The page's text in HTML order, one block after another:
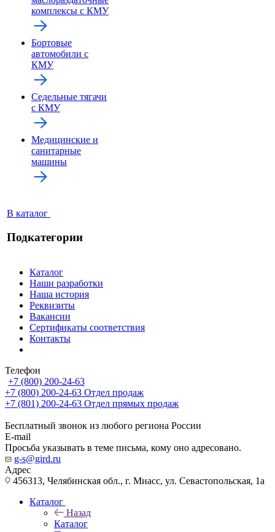
комплексы с КМУ
Бортовые
автомобили с
КМУ
Седельные тягачи
с КМУ
Медицинские и
санитарные
машины
В каталог
Подкатегории
Каталог
Наши разработки
Наша история
Реквизиты
Вакансии
Сертификаты соответствия
Контакты
Телефон
+7 (800) 200-24-63
+7 (800) 200-24-63 Отдел продаж
+7 (801) 200-24-63 Отдел прямых продаж
Бесплатный звонок из любого региона России
E-mail
Просьба указывать в теме письма, кому оно адресовано.
g-s@gird.ru
Адрес
456313, Челябинская обл., г. Миасс, ул. Севастопольская, 1а
Каталог
Назад
Каталог